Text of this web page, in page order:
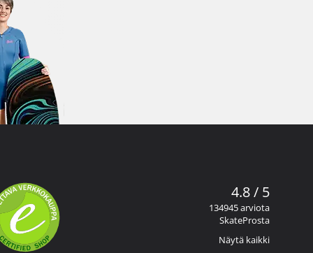
4.8 / 5
134945 arviota
SkateProsta
Näytä kaikki